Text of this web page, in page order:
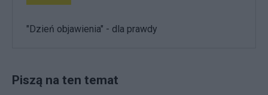
"Dzień objawienia" - dla prawdy
Piszą na ten temat